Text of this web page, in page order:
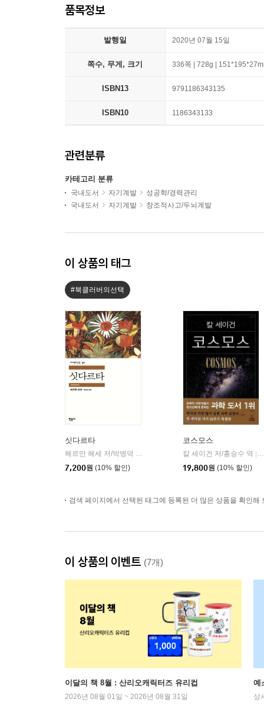
품목정보
발행일 2020년 07월 15일
쪽수, 무게, 크기 336쪽 | 728g |
ISBN13 9791186343135
ISBN10 1186343133
관련분류
카테고리 분류
국내도서 자기계발
성공학/경력관리
국내도서
자기계발 창조적사고/두뇌계발
이 상품의 태그
#북클러버의선택
싯다르타
헤르만 헤세 저/박병덕 역
7,200원 (10% 할인)
코스모스
칼 세이건 저/홍승수 역
19,800원 (10% 할인)
검색 페이지에서 선택된 태그에 등록된 더 많은 상품을 확인해
이 상품의 이벤트 (7개)
이달의 책 8월 : 산리오캐릭터즈 유리컵
2026년 08월 01일 ~ 2026년 08월 31일
예
상